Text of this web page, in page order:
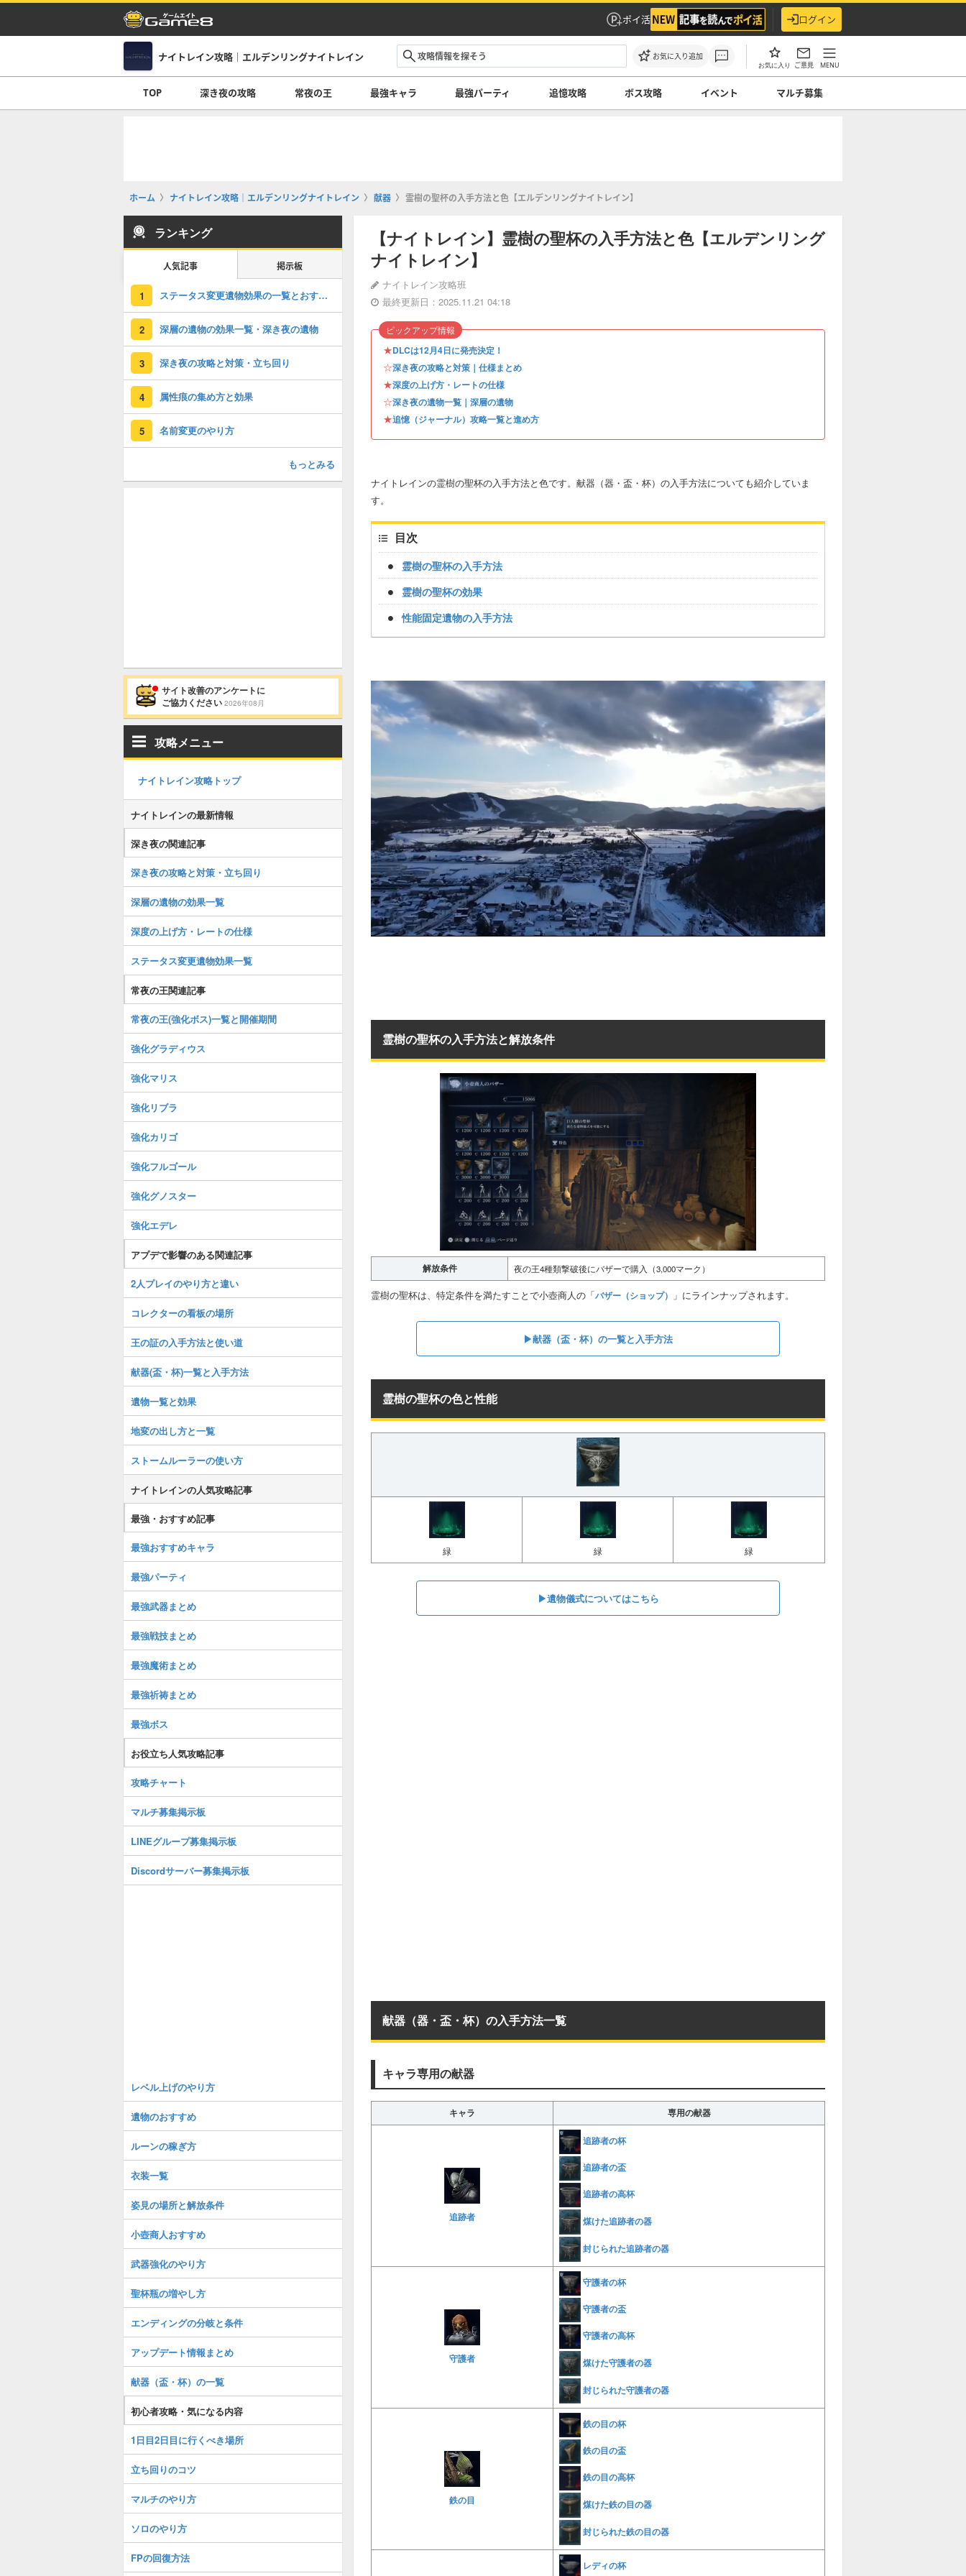
ポイ活 ログイン
ナイトレイン攻略｜エルデンリングナイトレイン お気に入り追加
お気に入り ご意見 MENU
TOP 深き夜の攻略 常夜の王 最強キャラ 最強パーティ 追憶攻略 ボス攻略 イベント マルチ募集
ホーム ナイトレイン攻略｜エルデンリングナイトレイン 献器 霊樹の聖杯の入手方法と色【エルデンリングナイトレイン】
【ナイトレイン】霊樹の聖杯の入手方法と色【エルデンリング
ナイトレイン】
ナイトレイン攻略班
最終更新日：2025.11.21 04:18
★DLCは12月4日に発売決定！
☆深き夜の攻略と対策｜仕様まとめ
★深度の上げ方・レートの仕様
☆深き夜の遺物一覧｜深層の遺物
★追憶（ジャーナル）攻略一覧と進め方
ピックアップ情報
ナイトレインの霊樹の聖杯の入手方法と色です。献器（器・盃・杯）の入手方法についても紹介していま
す。
目次
霊樹の聖杯の入手方法
霊樹の聖杯の効果
性能固定遺物の入手方法
霊樹の聖杯の入手方法と解放条件
解放条件 夜の王4種類撃破後にバザーで購入（3,000マーク）
霊樹の聖杯は、特定条件を満たすことで小壺商人の「バザー（ショップ） 」にラインナップされます。
▶︎献器（盃・杯）の一覧と入手方法
霊樹の聖杯の色と性能
緑 緑 緑
▶︎遺物儀式についてはこちら
献器（器・盃・杯）の入手方法一覧
キャラ専用の献器
キャラ 専用の献器
追跡者
追跡者の杯
追跡者の盃
追跡者の高杯
煤けた追跡者の器
封じられた追跡者の器
守護者
守護者の杯
守護者の盃
守護者の高杯
煤けた守護者の器
封じられた守護者の器
鉄の目
鉄の目の杯
鉄の目の盃
鉄の目の高杯
煤けた鉄の目の器
封じられた鉄の目の器
レディの杯
ランキング
人気記事 掲示板
1 ステータス変更遺物効果の一覧とおすすめ
2 深層の遺物の効果一覧・深き夜の遺物
3 深き夜の攻略と対策・立ち回り
4 属性痕の集め方と効果
5 名前変更のやり方
もっとみる
サイト改善のアンケートに
ご協力ください 2026年08月
攻略メニュー
ナイトレイン攻略トップ
ナイトレインの最新情報
深き夜の関連記事
深き夜の攻略と対策・立ち回り
深層の遺物の効果一覧
深度の上げ方・レートの仕様
ステータス変更遺物効果一覧
常夜の王関連記事
常夜の王(強化ボス)一覧と開催期間
強化グラディウス
強化マリス
強化リブラ
強化カリゴ
強化フルゴール
強化グノスター
強化エデレ
アプデで影響のある関連記事
2人プレイのやり方と違い
コレクターの看板の場所
王の証の入手方法と使い道
献器(盃・杯)一覧と入手方法
遺物一覧と効果
地変の出し方と一覧
ストームルーラーの使い方
ナイトレインの人気攻略記事
最強・おすすめ記事
最強おすすめキャラ
最強パーティ
最強武器まとめ
最強戦技まとめ
最強魔術まとめ
最強祈祷まとめ
最強ボス
お役立ち人気攻略記事
攻略チャート
マルチ募集掲示板
LINEグループ募集掲示板
Discordサーバー募集掲示板
レベル上げのやり方
遺物のおすすめ
ルーンの稼ぎ方
衣装一覧
姿見の場所と解放条件
小壺商人おすすめ
武器強化のやり方
聖杯瓶の増やし方
エンディングの分岐と条件
アップデート情報まとめ
献器（盃・杯）の一覧
初心者攻略・気になる内容
1日目2日目に行くべき場所
立ち回りのコツ
マルチのやり方
ソロのやり方
FPの回復方法